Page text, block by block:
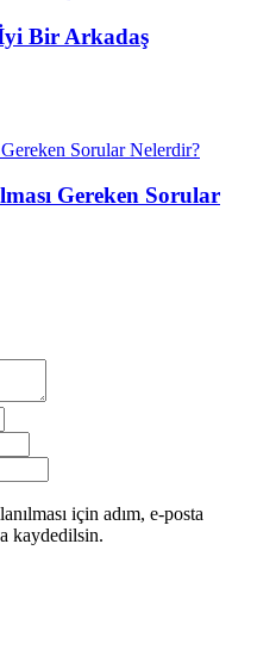
Bir Arkadaş
Gereken Sorular
için adım, e-posta
kaydedilsin.